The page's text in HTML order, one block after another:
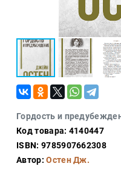
Гордость и
Код товара: 4140447
ISBN: 9785907662308
Автор:Остен Дж.
Конспирология
Политика
Туризм
Разное
Кухня,
кулинария
Закон